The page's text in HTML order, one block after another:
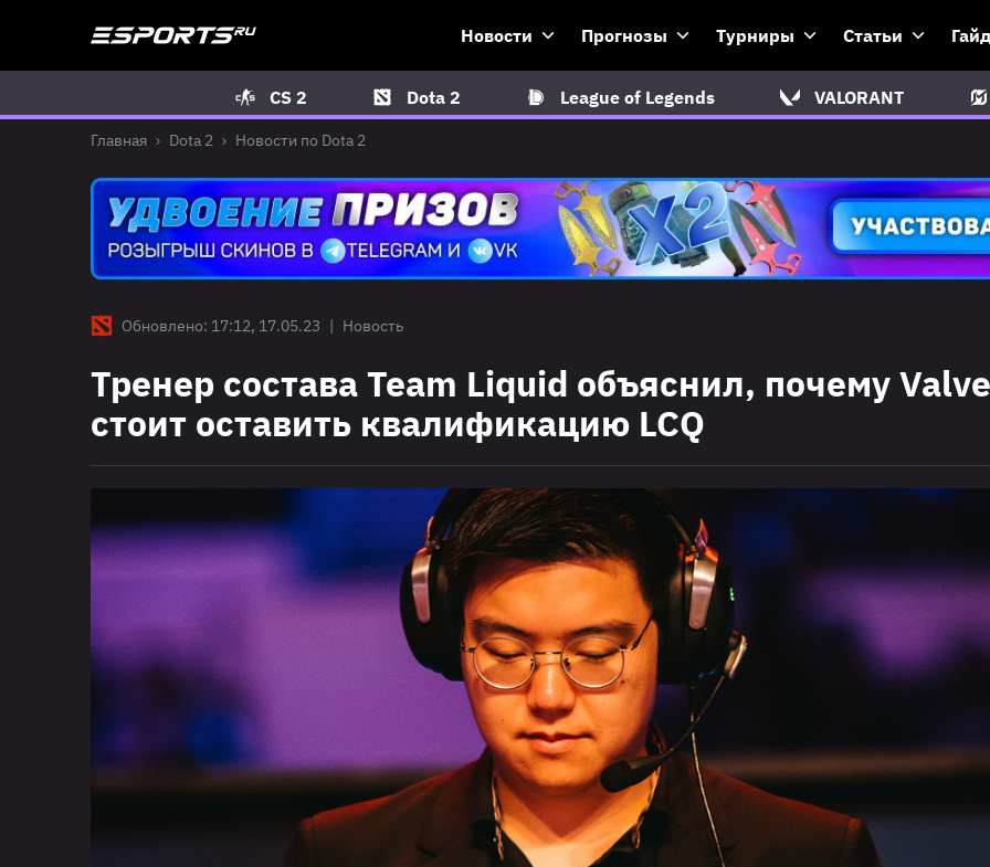
Новости Прогнозы Турниры Статьи
CS 2 Dota 2 League of Legends VALORANT
Главная Dota 2 Новости по Dota 2
Обновлено: 17:12, 17.05.23 | Новость
Тренер состава Team Liquid объяснил, почему Valve
стоит оставить квалификацию LCQ